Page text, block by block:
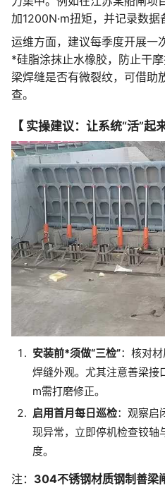
加1200N·m扭矩，并记录数据
运维方面，建议每季度开展一
*硅脂涂抹止水橡胶，防止干
梁焊缝是否有微裂纹，可借助
查。
【 实操建议：让系统“活”起来
安装前*须做“三检”：核对
焊缝外观。尤其注意善梁接
m需打磨修正。
启用首月每日巡检：观察启
现异常，立即停机检查铰
度。
注： 304不锈钢材质钢制善梁